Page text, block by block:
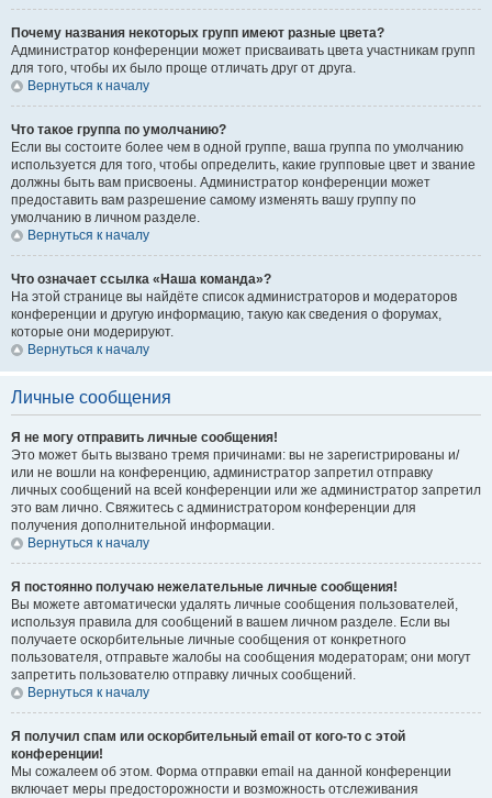
Почему названия некоторых групп имеют разные цвета?
Администратор конференции может присваивать цвета участникам групп
для того, чтобы их было проще отличать друг от друга.
Вернуться к началу
Что такое группа по умолчанию?
Если вы состоите более чем в одной группе, ваша группа по умолчанию
используется для того, чтобы определить, какие групповые цвет и звание
должны быть вам присвоены. Администратор конференции может
предоставить вам разрешение самому изменять вашу группу по
умолчанию в личном разделе.
Вернуться к началу
Что означает ссылка «Наша команда»?
На этой странице вы найдёте список администраторов и модераторов
конференции и другую информацию, такую как сведения о форумах,
которые они модерируют.
Вернуться к началу
Личные сообщения
Я не могу отправить личные сообщения!
Это может быть вызвано тремя причинами: вы не зарегистрированы и/
или не вошли на конференцию, администратор запретил отправку
личных сообщений на всей конференции или же администратор запретил
это вам лично. Свяжитесь с администратором конференции для
получения дополнительной информации.
Вернуться к началу
Я постоянно получаю нежелательные личные сообщения!
Вы можете автоматически удалять личные сообщения пользователей,
используя правила для сообщений в вашем личном разделе. Если вы
получаете оскорбительные личные сообщения от конкретного
пользователя, отправьте жалобы на сообщения модераторам; они могут
запретить пользователю отправку личных сообщений.
Вернуться к началу
Я получил спам или оскорбительный email от кого-то с этой
конференции!
Мы сожалеем об этом. Форма отправки email на данной конференции
включает меры предосторожности и возможность отслеживания